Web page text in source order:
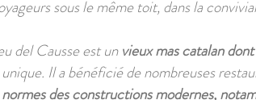
sous le même toit, dans la
del Causse est unvieux mas catalan
Il a bénéficié de nombreuses
des constructions modernes,